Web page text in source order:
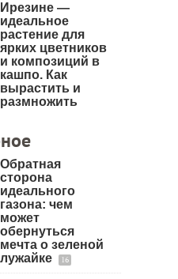
Ирезине —
идеальное
растение для
ярких цветников
и композиций в
кашпо. Как
вырастить и
размножить
Обратная
сторона
идеального
газона: чем
может
обернуться
мечта о зеленой
лужайке
16